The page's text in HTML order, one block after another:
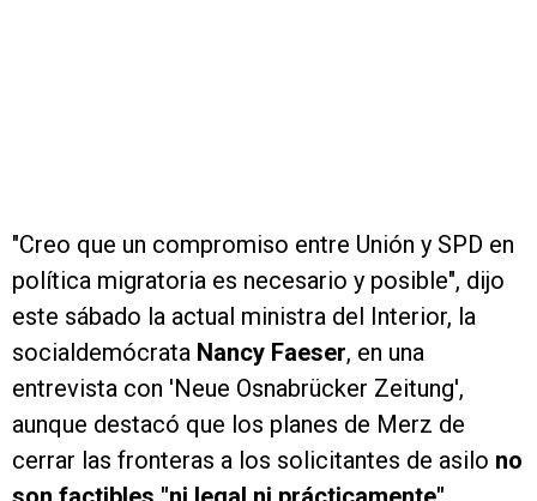
"Creo que un compromiso entre Unión y SPD en
política migratoria es necesario y posible", dijo
este sábado la actual ministra del Interior, la
socialdemócrata Nancy Faeser, en una
entrevista con 'Neue Osnabrücker Zeitung',
aunque destacó que los planes de Merz de
cerrar las fronteras a los solicitantes de asilo no